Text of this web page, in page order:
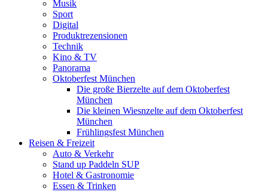
Musik
Sport
Digital
Produktrezensionen
Technik
Kino & TV
Panorama
Oktoberfest München
Die große Bierzelte auf dem Oktoberfest
München
Die kleinen Wiesnzelte auf dem Oktoberfest
München
Frühlingsfest München
Reisen & Freizeit
Auto & Verkehr
Stand up Paddeln SUP
Hotel & Gastronomie
Essen & Trinken